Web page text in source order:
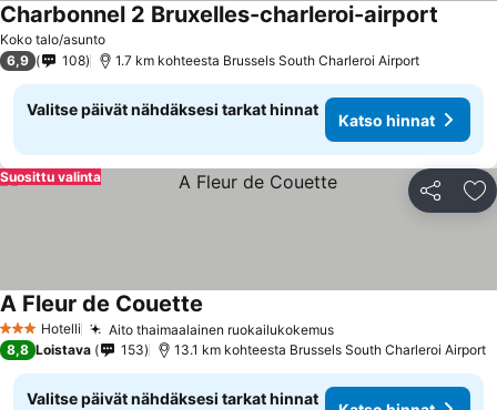
Koko talo/asunto
Charbonnel 2 Bruxelles-charleroi-airport
6,9 108 1.7 km kohteesta Brussels South Charleroi Airport
Valitse päivät nähdäksesi tarkat hinnat
Katso hinnat
Jaa
Suosittu valinta
3 Tähtiluokitus
Hotelli Aito thaimaalainen ruokailukokemus
A Fleur de Couette
8,8 Loistava 153 13.1 km kohteesta Brussels South Charleroi Airport
Valitse päivät nähdäksesi tarkat hinnat